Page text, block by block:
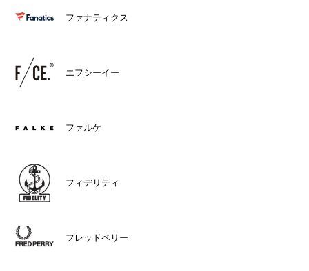
ファナティクス
エフシーイー
ファルケ
フィデリティ
フレッドペリー